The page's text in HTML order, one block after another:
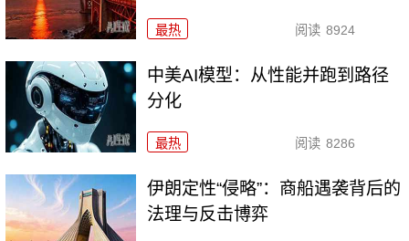
最热 阅读 8924
中美AI模型：从性能并跑到路径
分化
最热 阅读 8286
伊朗定性“侵略”：商船遇袭背后的
法理与反击博弈